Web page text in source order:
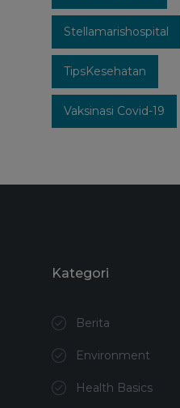
Stellamarishospital
TipsKesehatan
Vaksinasi Covid-19
Kategori
Berita
Environment
Health Basics